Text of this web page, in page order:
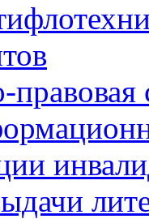
правовая